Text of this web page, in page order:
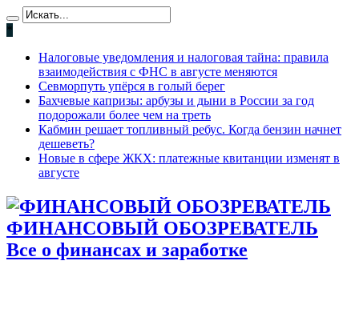
*
Налоговые уведомления и налоговая тайна: правила
взаимодействия с ФНС в августе меняются
Севморпуть упёрся в голый берег
Бахчевые капризы: арбузы и дыни в России за год
подорожали более чем на треть
Кабмин решает топливный ребус. Когда бензин начнет
дешеветь?
Новые в сфере ЖКХ: платежные квитанции изменят в
августе
ФИНАНСОВЫЙ ОБОЗРЕВАТЕЛЬ
Все о финансах и заработке